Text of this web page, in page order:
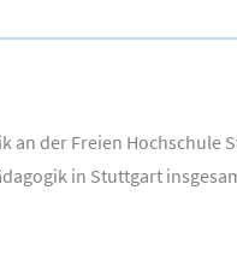
an der Freien Hochschule
in Stuttgart